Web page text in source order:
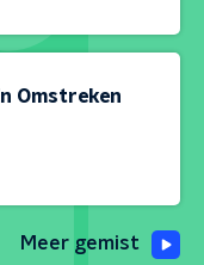
Omstreken
Meer gemist